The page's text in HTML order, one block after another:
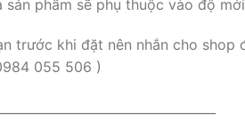
sản phẩm sẽ phụ thuộc vào độ
trước khi đặt nên nhắn cho
055 506 )